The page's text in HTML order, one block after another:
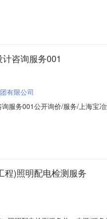
咨询服务001
有限公司
服务001公开询价/服务/上海
S1WE51320230058-服务分
程)照明配电检测服务